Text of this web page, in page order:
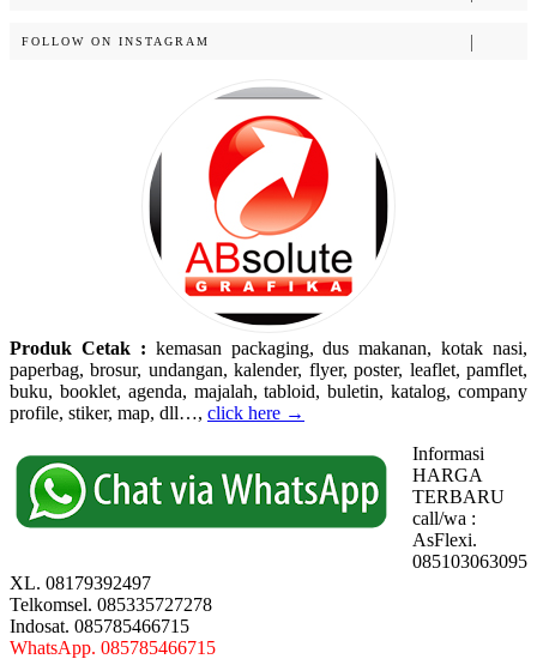
FOLLOW ON INSTAGRAM
Produk Cetak : kemasan packaging, dus makanan, kotak nasi,
paperbag, brosur, undangan, kalender, flyer, poster, leaflet, pamflet,
buku, booklet, agenda, majalah, tabloid, buletin, katalog, company
profile, stiker, map, dll…, click here →
Informasi
HARGA
TERBARU
call/wa :
AsFlexi.
085103063095
XL. 08179392497
Telkomsel. 085335727278
Indosat. 085785466715
WhatsApp. 085785466715